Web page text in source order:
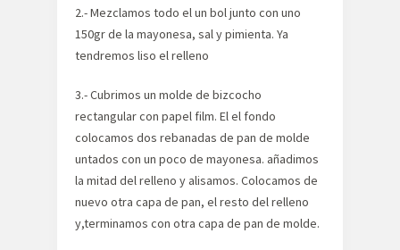
2.- Mezclamos todo el un bol junto con uno
150gr de la mayonesa, sal y pimienta. Ya
tendremos liso el relleno
3.- Cubrimos un molde de bizcocho
rectangular con papel film. El el fondo
colocamos dos rebanadas de pan de molde
untados con un poco de mayonesa. añadimos
la mitad del relleno y alisamos. Colocamos de
nuevo otra capa de pan, el resto del relleno
y,terminamos con otra capa de pan de molde.